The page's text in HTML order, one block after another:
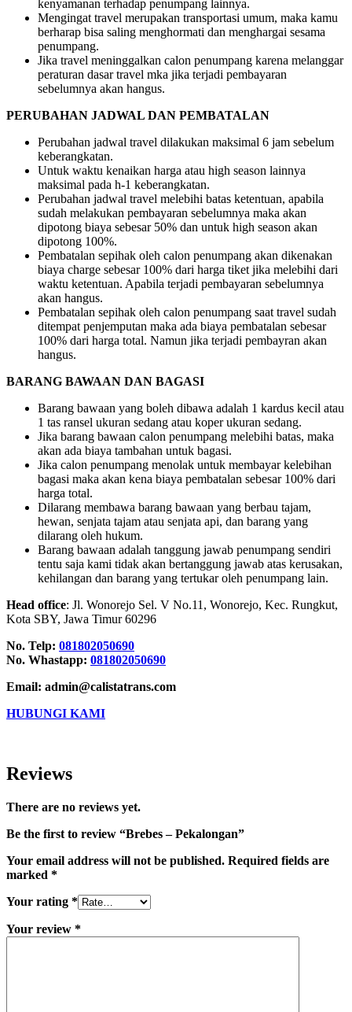
kenyamanan terhadap penumpang lainnya.
Mengingat travel merupakan transportasi umum, maka kamu
berharap bisa saling menghormati dan menghargai sesama
penumpang.
Jika travel meninggalkan calon penumpang karena melanggar
peraturan dasar travel mka jika terjadi pembayaran
sebelumnya akan hangus.
PERUBAHAN JADWAL DAN PEMBATALAN
Perubahan jadwal travel dilakukan maksimal 6 jam sebelum
keberangkatan.
Untuk waktu kenaikan harga atau high season lainnya
maksimal pada h-1 keberangkatan.
Perubahan jadwal travel melebihi batas ketentuan, apabila
sudah melakukan pembayaran sebelumnya maka akan
dipotong biaya sebesar 50% dan untuk high season akan
dipotong 100%.
Pembatalan sepihak oleh calon penumpang akan dikenakan
biaya charge sebesar 100% dari harga tiket jika melebihi dari
waktu ketentuan. Apabila terjadi pembayaran sebelumnya
akan hangus.
Pembatalan sepihak oleh calon penumpang saat travel sudah
ditempat penjemputan maka ada biaya pembatalan sebesar
100% dari harga total. Namun jika terjadi pembayran akan
hangus.
BARANG BAWAAN DAN BAGASI
Barang bawaan yang boleh dibawa adalah 1 kardus kecil atau
1 tas ransel ukuran sedang atau koper ukuran sedang.
Jika barang bawaan calon penumpang melebihi batas, maka
akan ada biaya tambahan untuk bagasi.
Jika calon penumpang menolak untuk membayar kelebihan
bagasi maka akan kena biaya pembatalan sebesar 100% dari
harga total.
Dilarang membawa barang bawaan yang berbau tajam,
hewan, senjata tajam atau senjata api, dan barang yang
dilarang oleh hukum.
Barang bawaan adalah tanggung jawab penumpang sendiri
tentu saja kami tidak akan bertanggung jawab atas kerusakan,
kehilangan dan barang yang tertukar oleh penumpang lain.
Head office: Jl. Wonorejo Sel. V No.11, Wonorejo, Kec. Rungkut,
Kota SBY, Jawa Timur 60296
No. Telp: 081802050690
No. Whastapp: 081802050690
Email: admin@calistatrans.com
HUBUNGI KAMI
Reviews
There are no reviews yet.
Be the first to review “Brebes – Pekalongan”
Your email address will not be published. Required fields are
marked *
Your rating *
Your review *